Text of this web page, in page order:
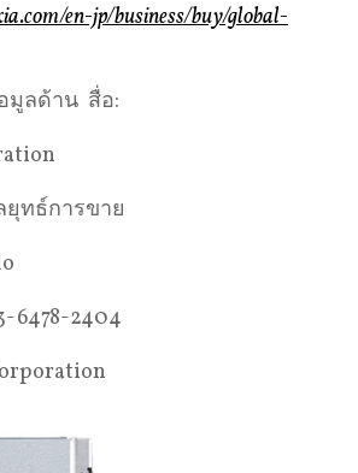
en-jp/business/buy/global-
มูลด้าน สื่อ:
ทธ์การขาย
6478-2404